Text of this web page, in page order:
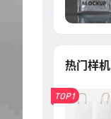
热门样机
TOP1